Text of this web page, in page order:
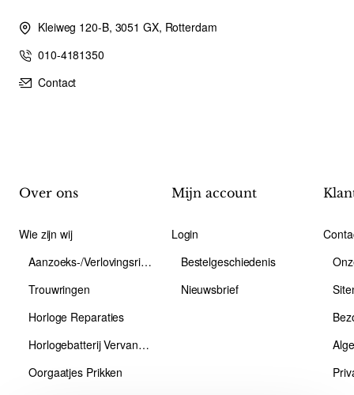
Kleiweg 120-B, 3051 GX, Rotterdam
010-4181350
Contact
Over ons
Wie zijn wij
Aanzoeks-/Verlovingsring
Trouwringen
Horloge Reparaties
Horlogebatterij Vervangen
Oorgaatjes Prikken
Mijn account
Login
Bestelgeschiedenis
Nieuwsbrief